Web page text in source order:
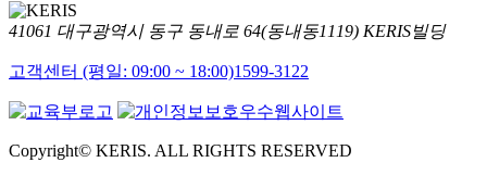
41061 대구광역시 동구 동내로 64(동내동1119) KERIS빌딩
고객센터 (평일: 09:00 ~ 18:00)1599-3122
Copyright© KERIS. ALL RIGHTS RESERVED